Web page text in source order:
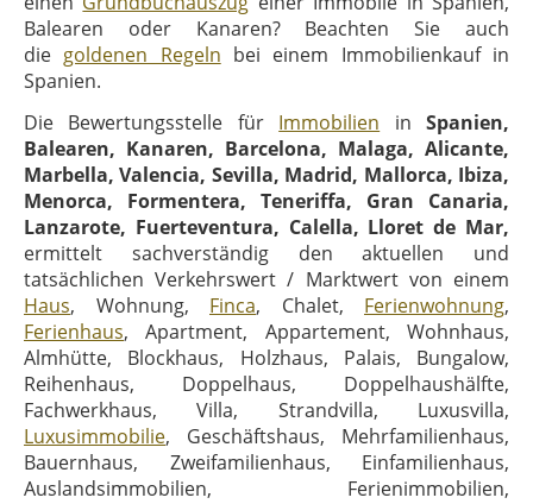
Balearen oder Kanaren? Beachten Sie auch
die goldenen Regeln bei einem Immobilienkauf in
Spanien.
Die Bewertungsstelle für Immobilien inSpanien,
Balearen, Kanaren, Barcelona, Malaga, Alicante,
Marbella, Valencia, Sevilla, Madrid, Mallorca, Ibiza,
Menorca, Formentera, Teneriffa, Gran Canaria,
Lanzarote, Fuerteventura, Calella, Lloret de Mar,
ermittelt sachverständig den aktuellen und
tatsächlichen Verkehrswert / Marktwert von einem
Haus, Wohnung, Finca, Chalet, Ferienwohnung,
Ferienhaus, Apartment, Appartement, Wohnhaus,
Almhütte, Blockhaus, Holzhaus, Palais, Bungalow,
Reihenhaus, Doppelhaus, Doppelhaushälfte,
Fachwerkhaus, Villa, Strandvilla, Luxusvilla,
Luxusimmobilie, Geschäftshaus, Mehrfamilienhaus,
Bauernhaus, Zweifamilienhaus, Einfamilienhaus,
Auslandsimmobilien, Ferienimmobilien,